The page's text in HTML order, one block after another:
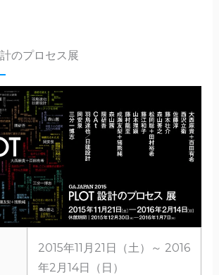
のプロセス展
2015年11月21日（土）～ 2016
年2月14日（日）